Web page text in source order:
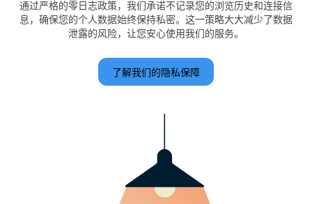
通过严格的零日志政策，我们承诺不记录您的浏览历史和连接信
息，确保您的个人数据始终保持私密。这一策略大大减少了数据
泄露的风险，让您安心使用我们的服务。
了解我们的隐私保障